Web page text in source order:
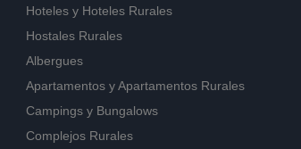
Hoteles y Hoteles Rurales
Hostales Rurales
Albergues
Apartamentos yApartamentos Rurales
Campings y Bungalows
Complejos Rurales